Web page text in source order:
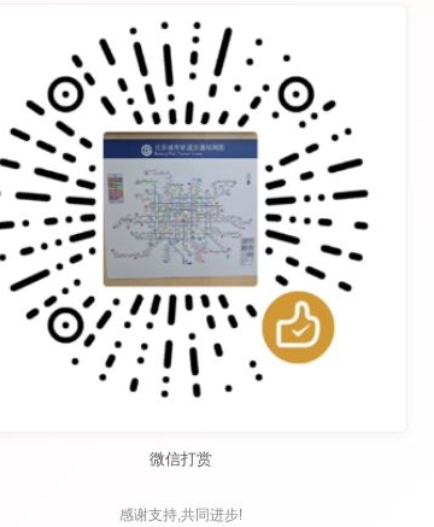
微信打赏
感谢支持,共同进步!